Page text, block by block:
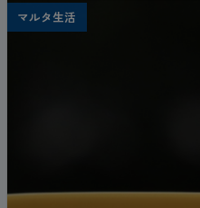
マルタ生活